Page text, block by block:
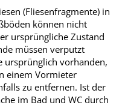
(Fliesenfragmente) in
können nicht
ursprüngliche Zustand
müssen verputzt
ursprünglich vorhanden,
einem Vormieter
zu entfernen. Ist der
im Bad und WC durch